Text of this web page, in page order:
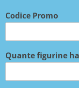
Codice Promo
Quante figurine